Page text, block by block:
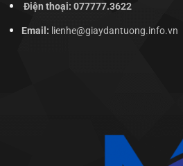
Điện thoại: 077777.3622
Email: lienhe@giaydantuong.info.vn